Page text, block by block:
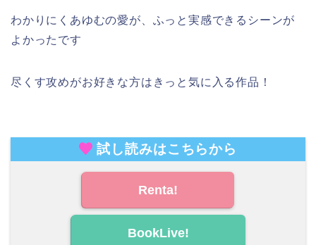
わかりにくあゆむの愛が、ふっと実感できるシーンが
よかったです
尽くす攻めがお好きな方はきっと気に入る作品！
試し読みはこちらから
Renta!
BookLive!